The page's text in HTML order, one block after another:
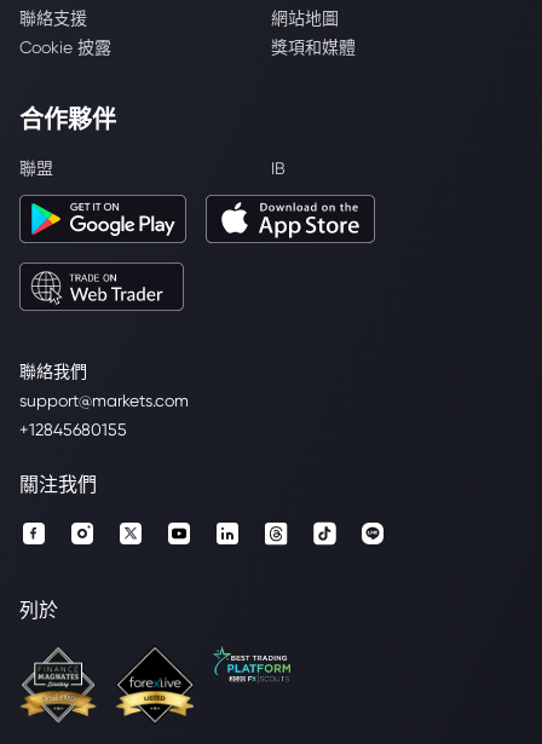
聯絡我們
support@markets.com
+12845680155
聯絡支援
網站地圖
Cookie 披露
獎項和媒體
合作夥伴
聯盟 IB
關注我們
列於